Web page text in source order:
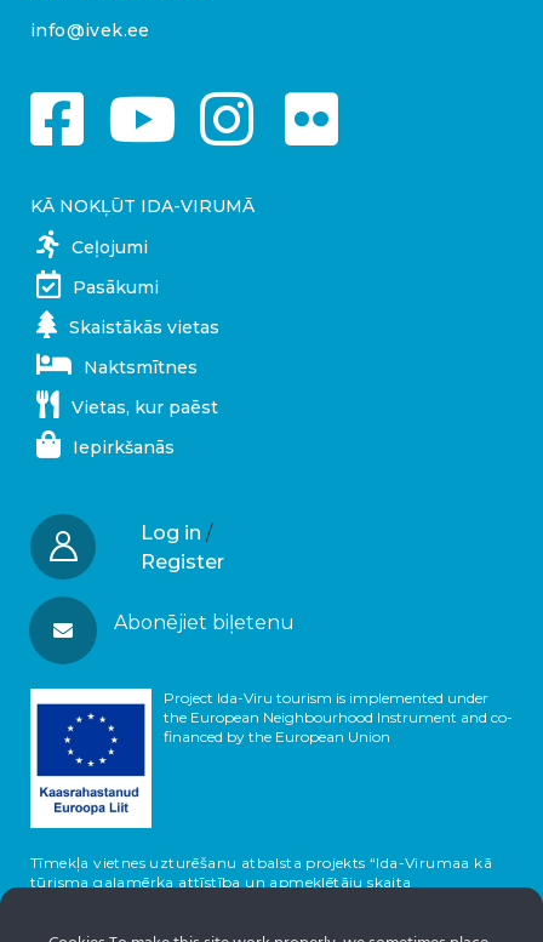
info@ivek.ee
KĀ NOKĻŪT IDA-VIRUMĀ
Ceļojumi
Pasākumi
Skaistākās vietas
Naktsmītnes
Vietas, kur paēst
Iepirkšanās
Log in /
Register
Abonējiet biļetenu
Project Ida-Viru tourism is implemented under
the European Neighbourhood Instrument and co-
financed by the European Union
Tīmekļa vietnes uzturēšanu atbalsta projekts “Ida-Virumaa kā
tūrisma galamērķa attīstība un apmeklētāju skaita